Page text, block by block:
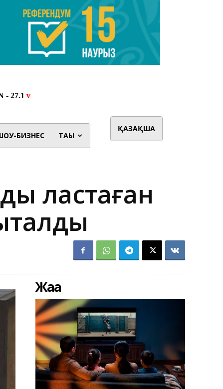
БИЗНЕС ТАҒЫ
ҚАЗАҚША
ластаған
Жаңа